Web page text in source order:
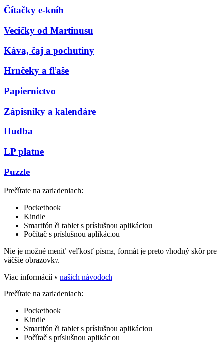
Čítačky e-kníh
Vecičky od Martinusu
Káva, čaj a pochutiny
Hrnčeky a fľaše
Papiernictvo
Zápisníky a kalendáre
Hudba
LP platne
Puzzle
Prečítate na zariadeniach:
Pocketbook
Kindle
Smartfón či tablet s príslušnou aplikáciou
Počítač s príslušnou aplikáciou
Nie je možné meniť veľkosť písma, formát je preto vhodný skôr pre
väčšie obrazovky.
Viac informácií v našich návodoch
Prečítate na zariadeniach:
Pocketbook
Kindle
Smartfón či tablet s príslušnou aplikáciou
Počítač s príslušnou aplikáciou